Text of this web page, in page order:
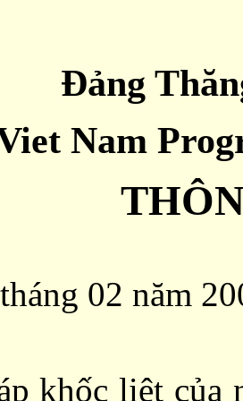
Đảng
Nam
02 năm
khốc liệt của